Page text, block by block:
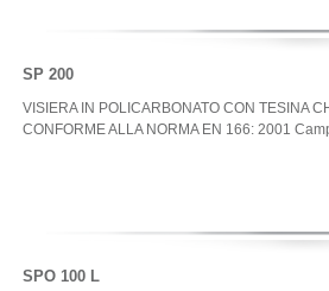
SP 200
VISIERA IN POLICARBONATO CON TESINA
CONFORME ALLA NORMA EN 166: 2001
SPO 100 L